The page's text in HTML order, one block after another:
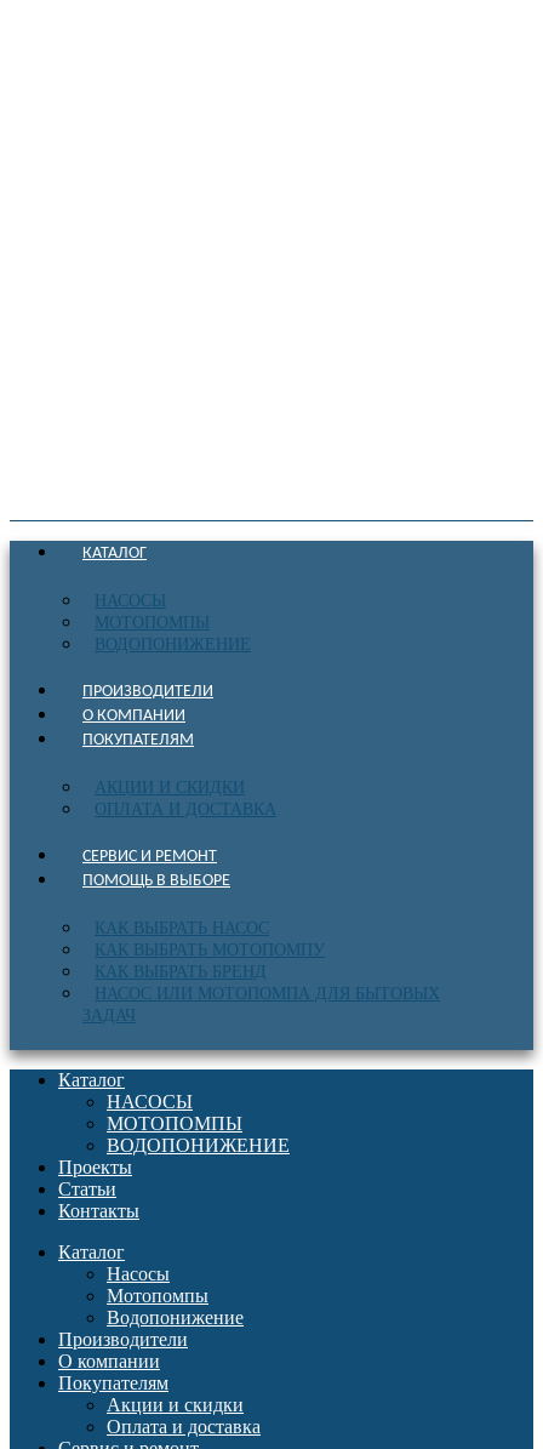
КАТАЛОГ
НАСОСЫ
МОТОПОМПЫ
ВОДОПОНИЖЕНИЕ
ПРОИЗВОДИТЕЛИ
О КОМПАНИИ
ПОКУПАТЕЛЯМ
АКЦИИ И СКИДКИ
ОПЛАТА И ДОСТАВКА
СЕРВИС И РЕМОНТ
ПОМОЩЬ В ВЫБОРЕ
КАК ВЫБРАТЬ НАСОС
КАК ВЫБРАТЬ МОТОПОМПУ
КАК ВЫБРАТЬ БРЕНД
НАСОС ИЛИ МОТОПОМПА ДЛЯ БЫТОВЫХ
ЗАДАЧ
Каталог
НАСОСЫ
МОТОПОМПЫ
ВОДОПОНИЖЕНИЕ
Проекты
Статьи
Контакты
Каталог
Насосы
Мотопомпы
Водопонижение
Производители
О компании
Покупателям
Акции и скидки
Оплата и доставка